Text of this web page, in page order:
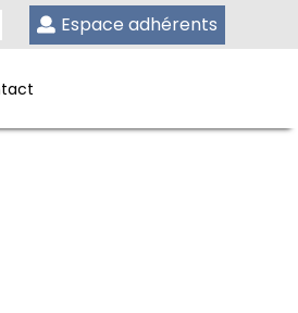
Espace adhérents